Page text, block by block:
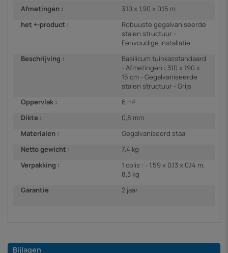
Afmetingen :
3,10 x 1,90 x 0,15 m
het +-product :
Robuuste gegalvaniseerde
stalen structuur -
Eenvoudige installatie
Beschrijving :
Basilicum tuinkasstandaard
- Afmetingen : 310 x 190 x
15 cm - Gegalvaniseerde
stalen structuur - Grijs
Oppervlak :
6 m²
Dikte :
0,8 mm
Materialen :
Gegalvaniseerd staal
Netto gewicht :
7,4 kg
Verpakking :
1 colis : - 1,59 x 0,13 x 0,14 m,
8,3 kg
Garantie
2 jaar
Bijlagen